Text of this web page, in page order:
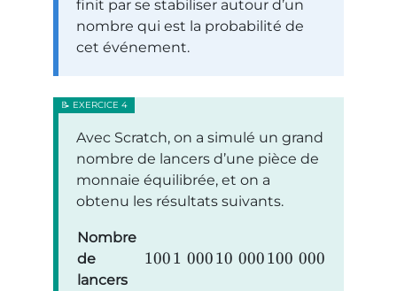
finit par se stabiliser autour d’un
nombre qui est la probabilité de
cet événement.
Avec Scratch, on a simulé un grand
nombre de lancers d’une pièce de
monnaie équilibrée, et on a
obtenu les résultats suivants.
Nombre
de
lancers
1001 00010 000100 000